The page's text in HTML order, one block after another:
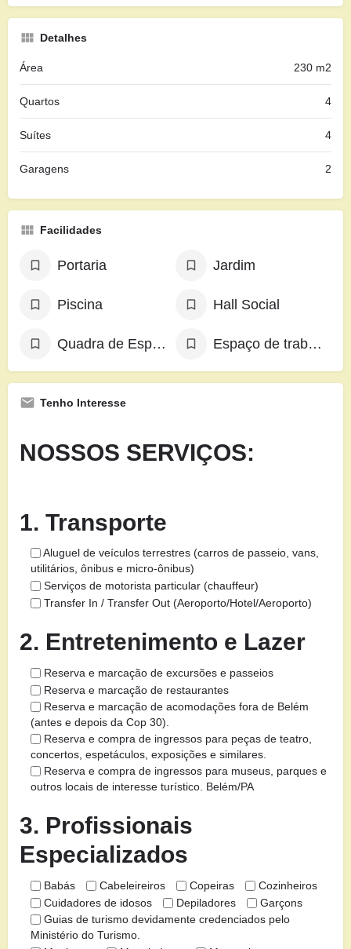
Detalhes
Área 230 m2
Quartos 4
Suítes 4
Garagens 2
Facilidades
Portaria Jardim
Piscina Hall Social
Quadra de Esportes Espaço de trabalho exclusivo
Tenho Interesse
NOSSOS SERVIÇOS:
1. Transporte
Aluguel de veículos terrestres (carros de passeio, vans,
utilitários, ônibus e micro-ônibus)
Serviços de motorista particular (chauffeur)
Transfer In / Transfer Out (Aeroporto/Hotel/Aeroporto)
2. Entretenimento e Lazer
Reserva e marcação de excursões e passeios
Reserva e marcação de restaurantes
Reserva e marcação de acomodações fora de Belém
(antes e depois da Cop 30).
Reserva e compra de ingressos para peças de teatro,
concertos, espetáculos, exposições e similares.
Reserva e compra de ingressos para museus, parques e
outros locais de interesse turístico. Belém/PA
3. Profissionais
Especializados
Babás Cabeleireiros Copeiras
Cozinheiros
Cuidadores de idosos
Depiladores
Garçons
Guias de turismo devidamente credenciados pelo
Ministério do Turismo.